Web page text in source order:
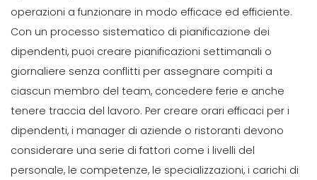
Suggerimenti per la creazione del
perfetto programma di lavoro dei
dipendenti
Michelle Jaco Oct 12, 2020
Scheduling
Perche e necessario aggiornare le
procedure di pianificazione del
ristorante
Michelle Jaco Oct 12, 2020
con un programma settimanale
definito
Scrittore Personale Mar 22, 2022
Management
Come massimizzare la
pianificazione dei
Michelle Jaco Oct 12, 2020
Management
operazioni a funzionare in modo efficace ed efficiente.
Con un processo sistematico di pianificazione dei
dipendenti, puoi creare pianificazioni settimanali o
giornaliere senza conflitti per assegnare compiti a
ciascun membro del team, concedere ferie e anche
tenere traccia del lavoro. Per creare orari efficaci per i
dipendenti, i manager di aziende o ristoranti devono
considerare una serie di fattori come i livelli del
personale, le competenze, le specializzazioni, i carichi di